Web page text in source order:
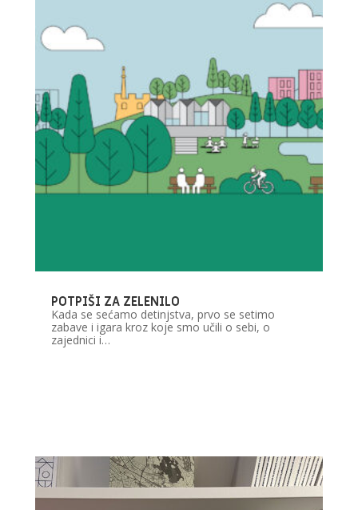
POTPIŠI ZA ZELENILO
Kada se sećamo detinjstva, prvo se setimo
zabave i igara kroz koje smo učili o sebi, o
zajednici i…